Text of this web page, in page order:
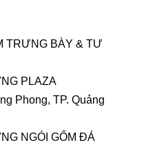
TRƯNG BÀY & TƯ
PLAZA
Phong, TP. Quảng
NGÓI GỐM ĐÁ